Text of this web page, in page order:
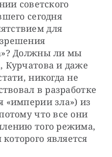
советского
сегодня
для
Должны ли мы
Курчатова и даже
никогда не
в разработке
«империи зла») из
что все они
того режима,
является